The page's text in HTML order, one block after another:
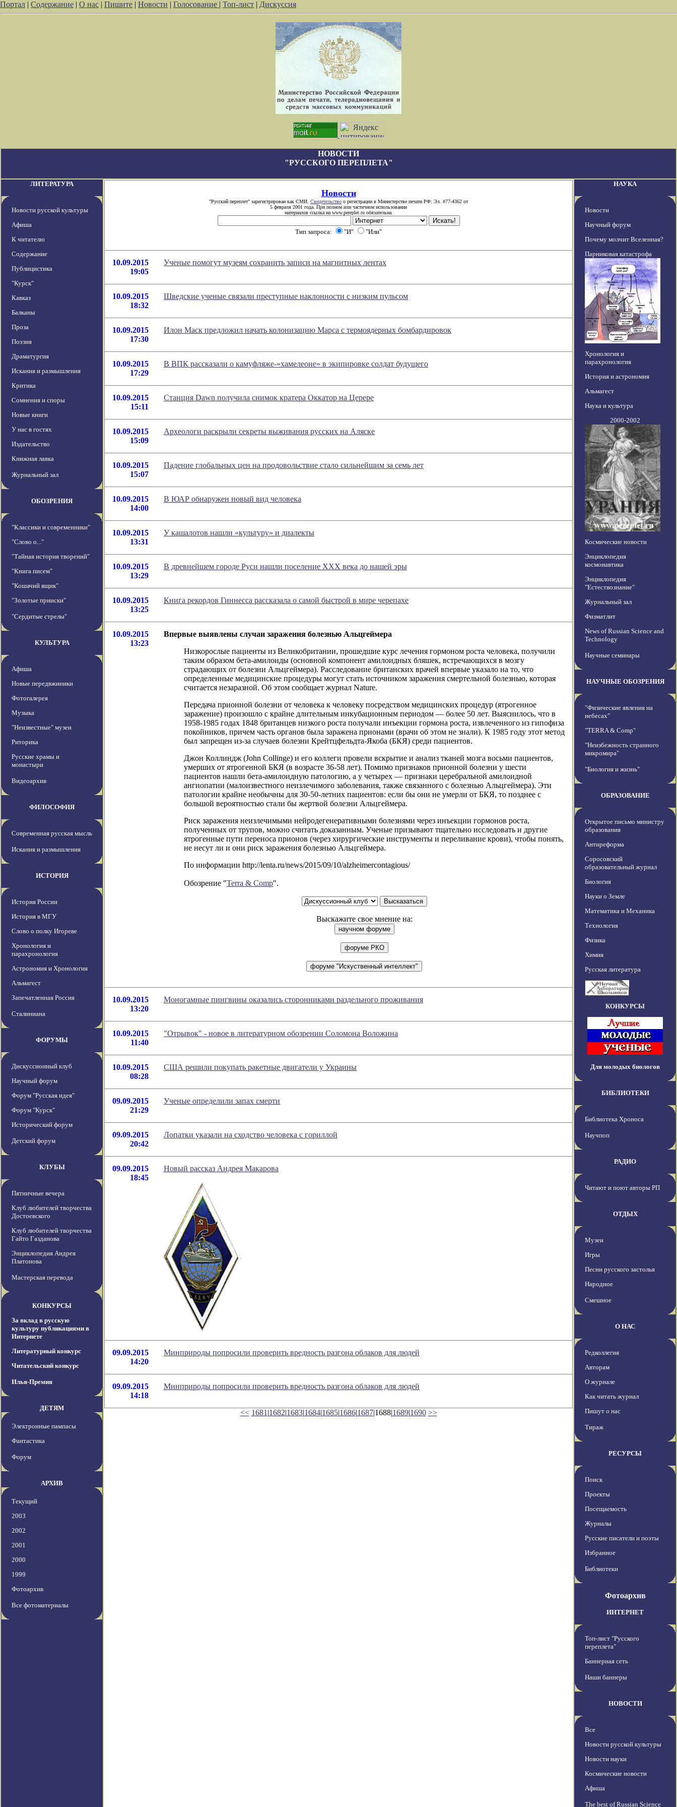
Портал | Содержание | О нас | Пишите | Новости | Голосование | Топ-лист | Дискуссия
НОВОСТИ
"РУССКОГО ПЕРЕПЛЕТА"
ЛИТЕРАТУРА
Новости русской культуры
Афиша
К читателю
Содержание
Публицистика
"Курск"
Кавказ
Балканы
Проза
Поэзия
Драматургия
Искания и размышления
Критика
Сомнения и споры
Новые книги
У нас в гостях
Издательство
Книжная лавка
Журнальный зал
ОБОЗРЕНИЯ
"Классики и современники"
"Слово о..."
"Тайная история творений"
"Книга писем"
"Кошачий ящик"
"Золотые прииски"
"Сердитые стрелы"
КУЛЬТУРА
Афиша
Новые передвжиники
Фотогалерея
Музыка
"Неизвестные" музеи
Риторика
Русские храмы и
монастыри
Видеоархив
ФИЛОСОФИЯ
Современная русская мысль
Искания и размышления
ИСТОРИЯ
История России
История в МГУ
Слово о полку Игореве
Хронология и
парахронология
Астрономия и Хронология
Альмагест
Запечатленная Россия
Сталиниана
ФОРУМЫ
Дискуссионный клуб
Научный форум
Форум "Русская идея"
Форум "Курск"
Исторический форум
Детский форум
КЛУБЫ
Пятничные вечера
Клуб любителей творчества
Достоевского
Клуб любителей творчества
Гайто Газданова
Энциклопедия Андрея
Платонова
Мастерская перевода
КОНКУРСЫ
За вклад в русскую
культуру публикациями в
Интернете
Литературный конкурс
Читательский конкурс
Илья-Премия
ДЕТЯМ
Электронные пампасы
Фантастика
Форум
АРХИВ
Текущий
2003
2002
2001
2000
1999
Фотоархив
Все фотоматериалы
Новости
"Русский переплет" зарегистрирован как СМИ. Свидетельство о регистрации в Министерстве печати РФ: Эл. #77-4362 от
5 февраля 2001 года. При полном или частичном использовании
материалов ссылка на www.pereplet.ru обязательна.
Тип запроса: "И" "Или"
10.09.2015
19:05
Ученые помогут музеям сохранить записи на магнитных лентах
10.09.2015
18:32
Шведские ученые связали преступные наклонности с низким пульсом
10.09.2015
17:30
Илон Маск предложил начать колонизацию Марса с термоядерных бомбардировок
10.09.2015
17:29
В ВПК рассказали о камуфляже-«хамелеоне» в экипировке солдат будущего
10.09.2015
15:11
Станция Dawn получила снимок кратера Оккатор на Церере
10.09.2015
15:09
Археологи раскрыли секреты выживания русских на Аляске
10.09.2015
15:07
Падение глобальных цен на продовольствие стало сильнейшим за семь лет
10.09.2015
14:00
В ЮАР обнаружен новый вид человека
10.09.2015
13:31
У кашалотов нашли «культуру» и диалекты
10.09.2015
13:29
В древнейшем городе Руси нашли поселение XXX века до нашей эры
10.09.2015
13:25
Книга рекордов Гиннесса рассказала о самой быстрой в мире черепахе
10.09.2015
13:23
Впервые выявлены случаи заражения болезнью Альцгеймера
Низкорослые пациенты из Великобритании, прошедшие курс лечения гормоном роста человека, получили
таким образом бета-амилоиды (основной компонент амилоидных бляшек, встречающихся в мозгу
страдающих от болезни Альцгеймера). Расследование британских врачей впервые указало на то, что
определенные медицинские процедуры могут стать источником заражения смертельной болезнью, которая
считается незаразной. Об этом сообщает журнал Nature.
Передача прионной болезни от человека к человеку посредством медицинских процедур (ятрогенное
заражение) произошло с крайне длительным инкубационным периодом — более 50 лет. Выяснилось, что в
1958-1985 годах 1848 британцев низкого роста получали инъекции гормона роста, извлеченного из гипофиза
покойников, причем часть органов была заражена прионами (врачи об этом не знали). К 1985 году этот метод
был запрещен из-за случаев болезни Крейтцфельдта-Якоба (БКЯ) среди пациентов.
Джон Коллиндж (John Collinge) и его коллеги провели вскрытие и анализ тканей мозга восьми пациентов,
умерших от ятрогенной БКЯ (в возрасте 36-58 лет). Помимо признаков прионной болезни у шести
пациентов нашли бета-амилоидную патологию, а у четырех — признаки церебральной амилоидной
ангиопатии (малоизвестного неизлечимого заболевания, также связанного с болезнью Альцгеймера). Эти
патологии крайне необычны для 30-50-летних пациентов: если бы они не умерли от БКЯ, то позднее с
большой вероятностью стали бы жертвой болезни Альцгеймера.
Риск заражения неизлечимыми нейродегенеративными болезнями через инъекции гормонов роста,
полученных от трупов, можно считать доказанным. Ученые призывают тщательно исследовать и другие
ятрогенные пути переноса прионов (через хирургические инструменты и переливание крови), чтобы понять,
не несут ли и они риск заражения болезнью Альцгеймера.
По информации http://lenta.ru/news/2015/09/10/alzheimercontagious/
Обозрение "Terra & Comp".
Выскажите свое мнение на:
10.09.2015
13:20
Моногамные пингвины оказались сторонниками раздельного проживания
10.09.2015
11:40
"Отрывок" - новое в литературном обозрении Соломона Воложина
10.09.2015
08:28
США решили покупать ракетные двигатели у Украины
09.09.2015
21:29
Ученые определили запах смерти
09.09.2015
20:42
Лопатки указали на сходство человека с гориллой
09.09.2015
18:45
Новый рассказ Андрея Макарова
09.09.2015
14:20
Минприроды попросили проверить вредность разгона облаков для людей
09.09.2015
14:18
Минприроды попросили проверить вредность разгона облаков для людей
<< 1681 |1682|1683|1684|1685|1686|1687|1688|1689|1690 >>
НАУКА
Новости
Научный форум
Почему молчит Вселенная?
Парниковая катастрофа
Хронология и
парахронология
История и астрономия
Альмагест
Наука и культура
2000-2002
Космические новости
Энциклопедия
космонавтика
Энциклопедия
"Естествознание"
Журнальный зал
Физматлит
News of Russian Science and
Technology
Научные семинары
НАУЧНЫЕ ОБОЗРЕНИЯ
"Физические явления на
небесах"
"TERRA & Comp"
"Неизбежность странного
микромира"
"Биология и жизнь"
ОБРАЗОВАНИЕ
Открытое письмо министру
образования
Антиреформа
Соросовский
образовательный журнал
Биология
Науки о Земле
Математика и Механика
Технология
Физика
Химия
Русская литература
КОНКУРСЫ
Для молодых биологов
БИБЛИОТЕКИ
Библиотека Хроноса
Научпоп
РАДИО
Читают и поют авторы РП
ОТДЫХ
Музеи
Игры
Песни русского застолья
Народное
Смешное
О НАС
Редколлегия
Авторам
О журнале
Как читать журнал
Пишут о нас
Тираж
РЕСУРСЫ
Поиск
Проекты
Посещаемость
Журналы
Русские писатели и поэты
Избранное
Библиотеки
Фотоархив
ИНТЕРНЕТ
Топ-лист "Русского
переплета"
Баннерная сеть
Наши баннеры
НОВОСТИ
Все
Новости русской культуры
Новости науки
Космические новости
Афиша
The best of Russian Science